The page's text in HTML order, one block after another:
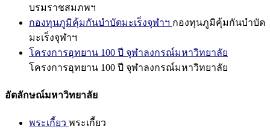
บรมราชสมภพฯ
กองทุนภูมิคุ้มกันบำบัดมะเร็งจุฬาฯ กองทุนภูมิคุ้มกันบำบัด
มะเร็งจุฬาฯ
โครงการอุทยาน 100 ปี จุฬาลงกรณ์มหาวิทยาลัย
โครงการอุทยาน 100 ปี จุฬาลงกรณ์มหาวิทยาลัย
อัตลักษณ์มหาวิทยาลัย
พระเกี้ยว พระเกี้ยว